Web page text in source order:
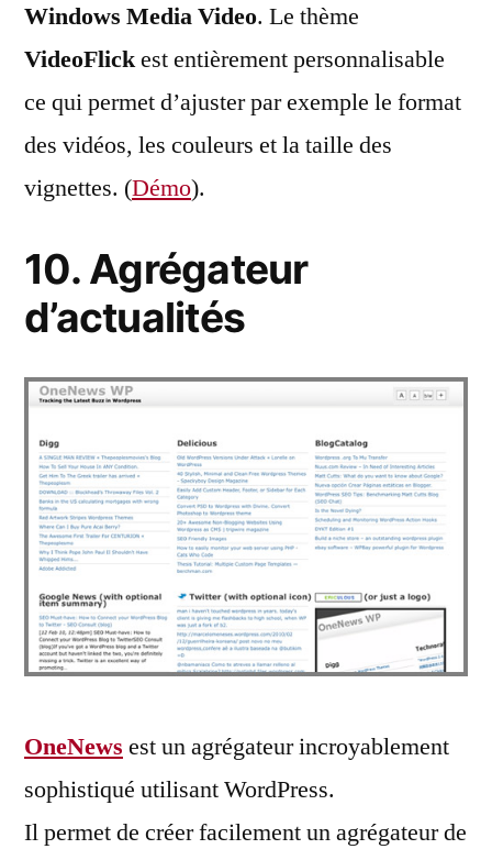
Windows Media Video. Le thème
VideoFlickest entièrement personnalisable
ce qui permet d’ajuster par exemple le format
des vidéos, les couleurs et la taille des
vignettes. (Démo).
10. Agrégateur
d’actualités
OneNews est un agrégateur incroyablement
sophistiqué utilisant WordPress.
Il permet de créer facilement un agrégateur de